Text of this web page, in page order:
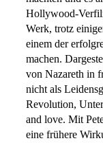
Hollywood-
Werk, trotz
einem der
machen.
von Nazareth in
nicht als
Revolution,
and love. Mit
eine frühere